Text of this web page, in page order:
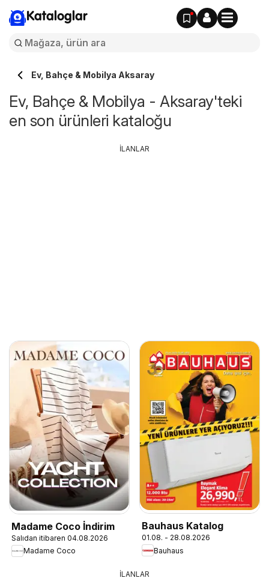
Kataloglar
Ev, Bahçe & Mobilya Aksaray
Ev, Bahçe & Mobilya - Aksaray'teki
en son ürünleri kataloğu
Madame Coco İndirim
Salıdan itibaren 04.08.2026
Madame Coco
Bauhaus Katalog
01.08. - 28.08.2026
Bauhaus
İLANLAR
İLANLAR